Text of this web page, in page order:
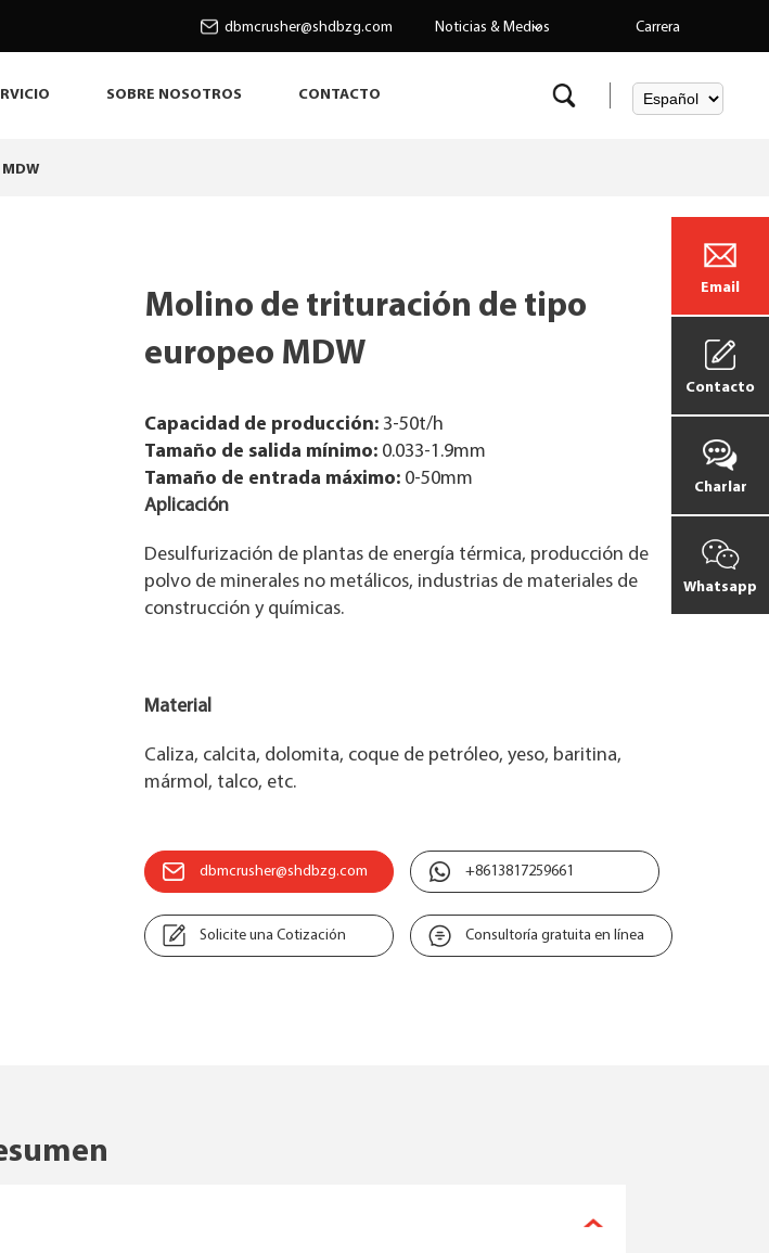
Email
Contacto
Charlar
Whatsapp
dbmcrusher@shdbzg.com Noticias & Medios Carrera
SOBRE NOSOTROS CONTACTO
Molino de trituración de tipo
europeo MDW
Capacidad de producción: 3-50t/h
Tamaño de salida mínimo: 0.033-1.9mm
Tamaño de entrada máximo: 0-50mm
Aplicación
Desulfurización de plantas de energía térmica, producción de
polvo de minerales no metálicos, industrias de materiales de
construcción y químicas.
Material
Caliza, calcita, dolomita, coque de petróleo, yeso, baritina,
mármol, talco, etc.
dbmcrusher@shdbzg.com +8613817259661
Solicite una Cotización Consultoría gratuita en línea